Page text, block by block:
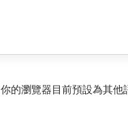
你的瀏覽器目前預設為其他